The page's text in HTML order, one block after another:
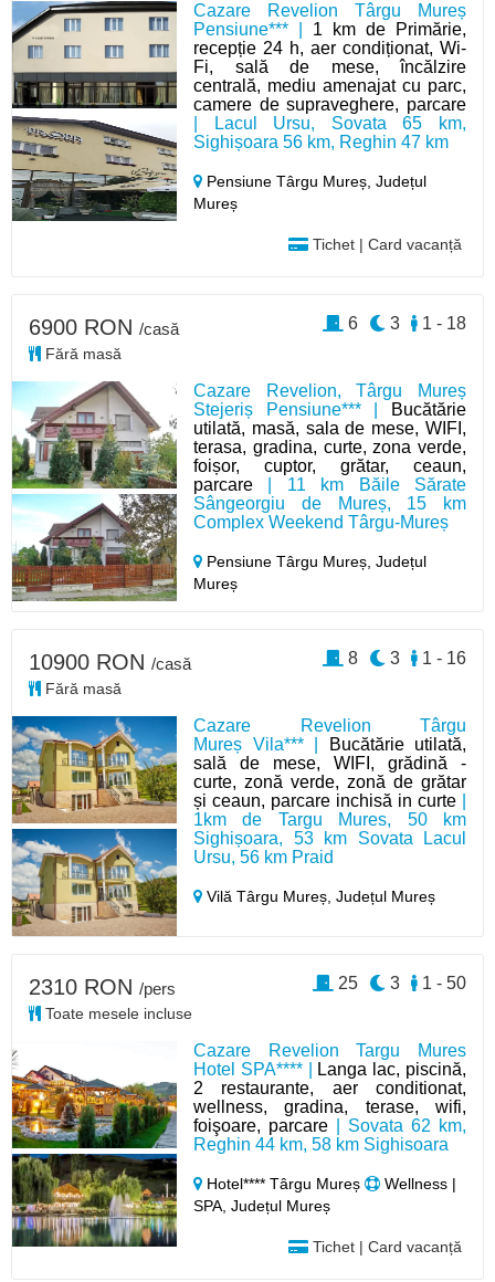
Cazare Revelion Târgu Mureș
Pensiune*** | 1 km de Primărie,
recepție 24 h, aer condiționat, Wi-
Fi, sală de mese, încălzire
centrală, mediu amenajat cu parc,
camere de supraveghere, parcare
| Lacul Ursu, Sovata 65 km,
Sighișoara 56 km, Reghin 47 km
Pensiune Târgu Mureș,Județul
Mureș
Tichet | Card vacanță
Cazare Revelion, Târgu Mureș
Stejeriș Pensiune*** |
Bucătărie
utilată, masă, sala de mese, WIFI,
terasa, gradina, curte, zona verde,
foișor, cuptor, grătar, ceaun,
parcare | 11 km Băile Sărate
Sângeorgiu de Mureș, 15 km
Complex Weekend Târgu-Mureș
Pensiune Târgu Mureș,Județul
Mureș
6900 RON /casă
Fără masă
1 - 18
3
6
Cazare Revelion Târgu
Mureș Vila*** |
Bucătărie utilată,
sală de mese, WIFI, grădină -
curte, zonă verde, zonă de grătar
și ceaun, parcare inchisă in curte
1km de Targu Mures, 50 km
Sighișoara, 53 km Sovata Lacul
Ursu, 56 km Praid
Vilă Târgu Mureș,Județul Mureș
10900 RON /casă
Fără masă
1 - 16
3
8
Cazare Revelion Targu Mures
Hotel SPA**** |
Langa lac, piscină,
2 restaurante, aer conditionat,
wellness, gradina, terase, wifi,
foişoare, parcare | Sovata 62 km,
Reghin 44 km, 58 km Sighisoara
Hotel**** Târgu Mureș
Wellness |
SPA, Județul Mureș
Tichet | Card vacanță
2310 RON /pers
Toate mesele incluse
1 - 50
3
25